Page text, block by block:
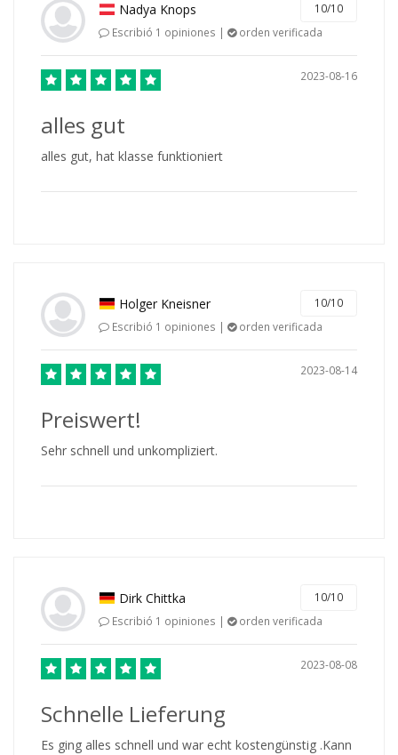
Nadya Knops
10/10
Escribió 1 opiniones |
orden verificada
2023-08-16
alles gut
alles gut, hat klasse funktioniert
Holger Kneisner
10/10
Escribió 1 opiniones |
orden verificada
2023-08-14
Preiswert!
Sehr schnell und unkompliziert.
Dirk Chittka
10/10
Escribió 1 opiniones |
orden verificada
2023-08-08
Schnelle Lieferung
Es ging alles schnell und war echt kostengünstig .Kann